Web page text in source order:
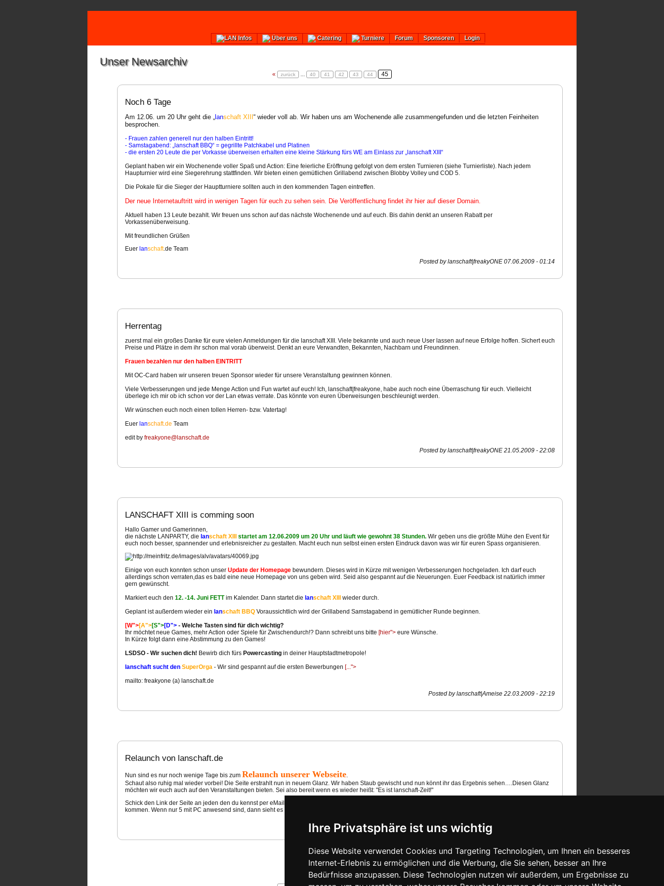
Ihre Privatsphäre ist uns wichtig
Diese Website verwendet Cookies und Targeting Technologien, um Ihnen ein besseres
Internet-Erlebnis zu ermöglichen und die Werbung, die Sie sehen, besser an Ihre
Bedürfnisse anzupassen. Diese Technologien nutzen wir außerdem, um Ergebnisse zu
LAN Infos Über uns Catering Turniere Forum Sponsoren Login
Unser Newsarchiv
« zurück ... 40 41 42 43 44 45
Noch 6 Tage
Am 12.06. um 20 Uhr geht die „ lanschaft XIII “ wieder voll ab. Wir haben uns am Wochenende alle zusammengefunden und die letzten Feinheiten
besprochen.
- Frauen zahlen generell nur den halben Eintritt!
- Samstagabend: „lanschaft BBQ“ = gegrillte Patchkabel und Platinen
- die ersten 20 Leute die per Vorkasse überweisen erhalten eine kleine Stärkung fürs WE am Einlass zur „lanschaft XIII“
Geplant haben wir ein Wochenende voller Spaß und Action: Eine feierliche Eröffnung gefolgt von dem ersten Turnieren (siehe Turnierliste). Nach jedem
Haupturnier wird eine Siegerehrung stattfinden. Wir bieten einen gemütlichen Grillabend zwischen Blobby Volley und COD 5.
Die Pokale für die Sieger der Hauptturniere sollten auch in den kommenden Tagen eintreffen.
Der neue Internetauftritt wird in wenigen Tagen für euch zu sehen sein. Die Veröffentlichung findet ihr hier auf dieser Domain.
Aktuell haben 13 Leute bezahlt. Wir freuen uns schon auf das nächste Wochenende und auf euch. Bis dahin denkt an unseren Rabatt per
Vorkassenüberweisung.
Mit freundlichen Grüßen
Euer lanschaft.de Team
Posted by lanschaft|freakyONE 07.06.2009 - 01:14
Herrentag
zuerst mal ein großes Danke für eure vielen Anmeldungen für die lanschaft XIII. Viele bekannte und auch neue User lassen auf neue Erfolge hoffen. Sichert euch
Preise und Plätze in dem ihr schon mal vorab überweist. Denkt an eure Verwandten, Bekannten, Nachbarn und Freundinnen.
Frauen bezahlen nur den halben EINTRITT
Mit OC-Card haben wir unseren treuen Sponsor wieder für unsere Veranstaltung gewinnen können.
Viele Verbesserungen und jede Menge Action und Fun wartet auf euch! Ich, lanschaft|freakyone, habe auch noch eine Überraschung für euch. Vielleicht
überlege ich mir ob ich schon vor der Lan etwas verrate. Das könnte von euren Überweisungen beschleunigt werden.
Wir wünschen euch noch einen tollen Herren- bzw. Vatertag!
Euer lanschaft.de Team
edit by freakyone@lanschaft.de
Posted by lanschaft|freakyONE 21.05.2009 - 22:08
LANSCHAFT XIII is comming soon
Hallo Gamer und Gamerinnen,
die nächste LANPARTY, die lanschaft XIII startet am 12.06.2009 um 20 Uhr und läuft wie gewohnt 38 Stunden. Wir geben uns die größte Mühe den Event für
euch noch besser, spannender und erlebnisreicher zu gestalten. Macht euch nun selbst einen ersten Eindruck davon was wir für euren Spass organisieren.
Einige von euch konnten schon unser Update der Homepage bewundern. Dieses wird in Kürze mit wenigen Verbesserungen hochgeladen. Ich darf euch
allerdings schon verraten,das es bald eine neue Homepage von uns geben wird. Seid also gespannt auf die Neuerungen. Euer Feedback ist natürlich immer
gern gewünscht.
Markiert euch den 12. -14. Juni FETTim Kalender. Dann startet die lanschaft XIII
wieder durch.
Geplant ist außerdem wieder ein lanschaft BBQ Voraussichtlich wird der Grillabend Samstagabend in gemütlicher Runde beginnen.
[W">[A">[S">[D"> - Welche Tasten sind für dich wichtig?
Ihr möchtet neue Games, mehr Action oder Spiele für Zwischendurch!? Dann schreibt uns bitte [hier"> eure Wünsche.
In Kürze folgt dann eine Abstimmung zu den Games!
LSDSO - Wir suchen dich! Bewirb dich fürs Powercasting in deiner Hauptstadtmetropole!
lanschaft sucht den SuperOrga - Wir sind gespannt auf die ersten Bewerbungen [...">
mailto: freakyone (a) lanschaft.de
Posted by lanschaft|Ameise 22.03.2009 - 22:19
Relaunch von lanschaft.de
Nun sind es nur noch wenige Tage bis zum Relaunch unserer Webseite.
Schaut also ruhig mal wieder vorbei! Die Seite erstrahlt nun in neuem Glanz. Wir haben Staub gewischt und nun könnt ihr das Ergebnis sehen….Diesen Glanz
möchten wir euch auch auf den Veranstaltungen bieten. Sei also bereit wenn es wieder heißt: "Es ist lanschaft-Zeit!"
Schick den Link der Seite an jeden den du kennst per eMail, SMS, PN oder MMS und du wirst die nächste Lanparty eventuell überleben, wenn 10 deiner Leute
kommen. Wenn nur 5 mit PC anwesend sind, dann sieht es für dich schlechter aus und es kann sein das dich jemand wiederbeleben muss.
Posted by lanschaft|Ameise 20.03.2009 - 20:39